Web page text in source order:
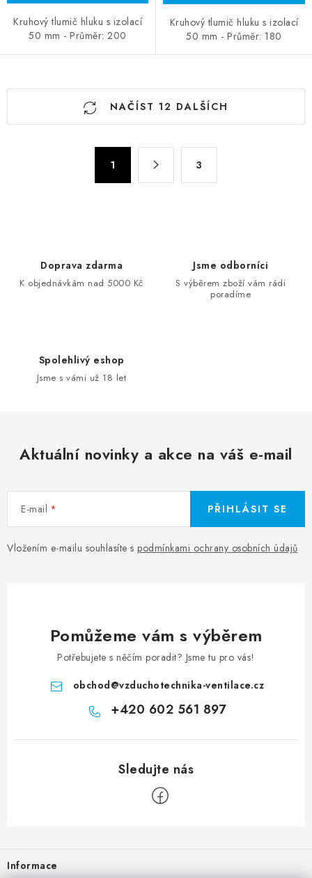
Kruhový tlumič hluku s izolací
50 mm - Průměr: 200
Kruhový tlumič hluku s izolací
50 mm - Průměr: 180
Ovládací prvky výpisuNAČÍST 12 DALŠÍCH
1 3
Doprava zdarma
K objednávkám nad 5000 Kč
Jsme odborníci
S výběrem zboží vám rádi
poradíme
Spolehlivý eshop
Jsme s vámi už 18 let
Aktuální novinky a akce na váš e-mail
E-mail
Vložením e-mailu souhlasíte s podmínkami ochrany osobních údajů
PŘIHLÁSIT SE
Pomůžeme vám s výběrem
Potřebujete s něčím poradit? Jsme tu pro vás!
obchod@vzduchotechnika-ventilace.cz
+420 602 561 897
Informace